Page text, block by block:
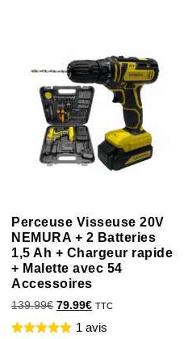
Perceuse Visseuse 20V
NEMURA + 2 Batteries
1,5 Ah + Chargeur rapide
+ Malette avec 54
Accessoires
139.99€ 79.99€ TTC
1 avis